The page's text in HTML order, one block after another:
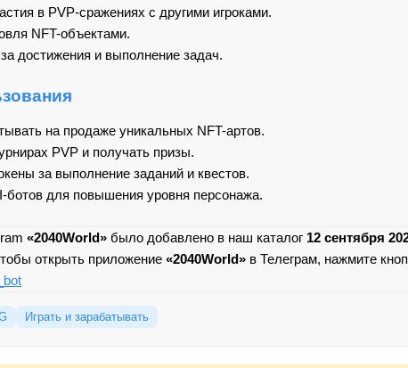
в PVP-сражениях с другими игроками.
NFT-объектами.
достижения и выполнение задач.
на продаже уникальных NFT-артов.
PVP и получать призы.
за выполнение заданий и квестов.
ботов для повышения уровня персонажа.
«2040World» было добавлено в наш каталог 12 сентября
открыть приложение «2040World» в Телеграм, нажмите
Играть и зарабатывать